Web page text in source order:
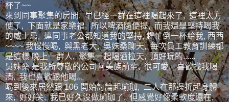
杯了~~
來到同事聚集的房間, 早已經一群在這裡喝起來了, 這裡太方
便了, 下面就是家樂福, 所以啤酒隨便提, 而我還是堅持喝我
的威士忌, 連同事老公都知道我的堅持, 趕忙倒一杯給我, 西西
~~~~ 我慢慢喝, 與黑老大, 吳妹桑聊天, 每次員工教育訓練都
是這樣 晚上一群人, 聚集一起喝酒拉天, 頂好玩的......
吳妹桑 是我所尊敬的公司阿美族前輩, 很可愛, 喜歡找我喝
酒, 我也喜歡跟他喝...
喝到後來居然跟 106 開始討論起瑜珈, 二人在那邊折起身體
來, 好好笑, 我已好久沒做瑜珈了, 但感覺好像柔軟度還在,